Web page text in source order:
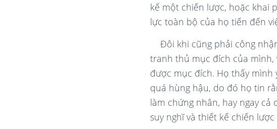
kế một chiến lược, hoặc khai
lực toàn bộ của họ tiến đến
Đôi khi cũng phải công
tranh thủ mục đích của
được mục đích. Họ thấy
quá hùng hậu, do đó họ tin
làm chứng nhân, hay ngay
suy nghĩ và thiết kế chiến